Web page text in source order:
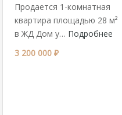
Продается 1-комнатная
квартира площадью 28 м²
в ЖД Дом у… Подробнее
3 200 000 ₽